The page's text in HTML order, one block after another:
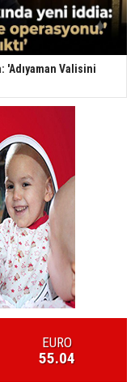
'Adıyaman Valisini
EURO
55.04